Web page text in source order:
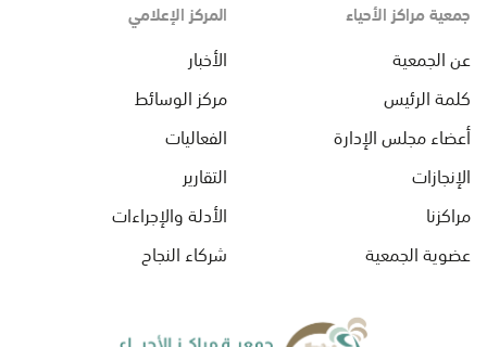
جمعية مراكز الأحياء
عن الجمعية
كلمة الرئيس
أعضاء مجلس الإدارة
الإنجازات
مراكزنا
عضوية الجمعية
المركز الإعلامي
الأخبار
مركز الوسائط
الفعاليات
التقارير
الأدلة والإجراءات
شركاء النجاح